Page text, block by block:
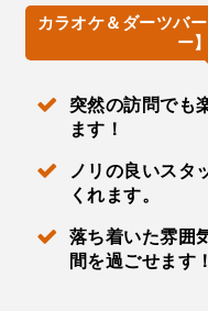
カラオケ＆ダーツバ
ー
突然の訪問でも
ます！
ノリの良いスタ
くれます。
落ち着いた雰囲
間を過ごせます！